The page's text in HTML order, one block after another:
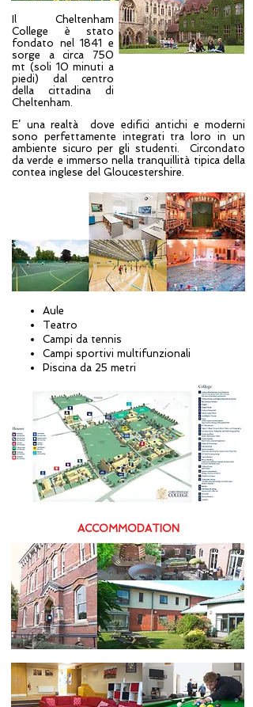
Il Cheltenham
College è stato
fondato nel 1841 e
sorge a circa 750
mt (soli 10 minuti a
piedi) dal centro
della cittadina di
Cheltenham.
Aule
Teatro
Campi da tennis
Campi sportivi multifunzionali
Piscina da 25 metri
ACCOMMODATION
E’ una realtà dove edifici antichi e moderni
sono perfettamente integrati tra loro in un
ambiente sicuro per gli studenti. Circondato
da verde e immerso nella tranquillità tipica della
contea inglese del Gloucestershire.